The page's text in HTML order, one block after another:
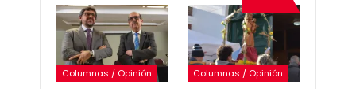
Columnas / Opinión Columnas / Opinión